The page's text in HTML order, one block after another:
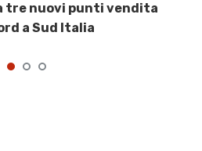
tre nuovi punti vendita
a Sud Italia